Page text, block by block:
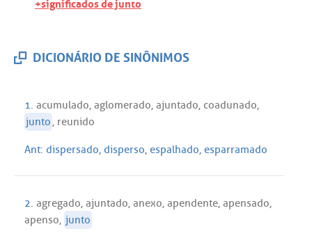
DICIONÁRIO DE SINÔNIMOS
1. acumulado, aglomerado, ajuntado, coadunado,
junto, reunido
Ant: dispersado, disperso, espalhado, esparramado
2. agregado, ajuntado, anexo, apendente, apensado,
apenso, junto